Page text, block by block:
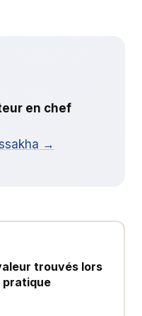
en chef
→
trouvés lors
pratique